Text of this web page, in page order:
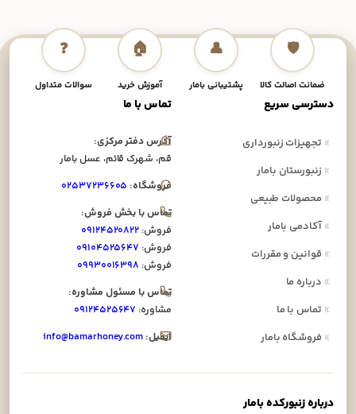
🛡️
ضمانت اصالت کالا
👤
پشتیبانی بامار
🏠
آموزش خرید
❓
سوالات متداول
دسترسی سریع
»تجهیزات زنبورداری
»زنبورستان بامار
»محصولات طبیعی
»آکادمی بامار
»قوانین و مقررات
»درباره ما
»تماس با ما
»فروشگاه بامار
تماس با ما
آدرس دفتر مرکزی:
قم، شهرک قائم، عسل بامار
فروشگاه: ۰۲۵۳۷۲۳۶۶۰۵
تماس با بخش فروش:
فروش: ۰۹۱۲۴۵۲۰۸۲۲
فروش: ۰۹۱۰۴۵۲۵۶۴۷
فروش: ۰۹۹۳۰۰۱۶۳۹۸
تماس با مسئول مشاوره:
مشاوره: ۰۹۱۲۴۵۲۵۶۴۷
ایمیل: info@bamarhoney.com
درباره زنبورکده بامار